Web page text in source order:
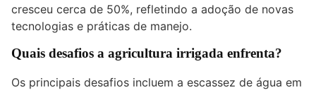
cresceu cerca de 50%, refletindo a adoção de novas
tecnologias e práticas de manejo.
Quais desafios a agricultura irrigada enfrenta?
Os principais desafios incluem a escassez de água em